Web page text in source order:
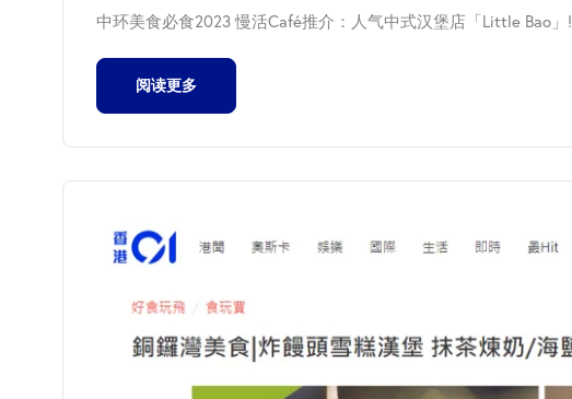
中环美食必食2023 慢活Café推介：人气中式汉堡店「Little Bao」!
阅读更多